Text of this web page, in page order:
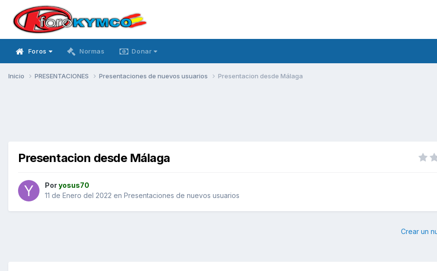
Foros Normas Donar
Inicio PRESENTACIONES Presentaciones de nuevos usuarios Presentacion desde Málaga
Presentacion desde Málaga
Poryosus70
11 de Enero del 2022 en Presentaciones de nuevos usuarios
Crear un